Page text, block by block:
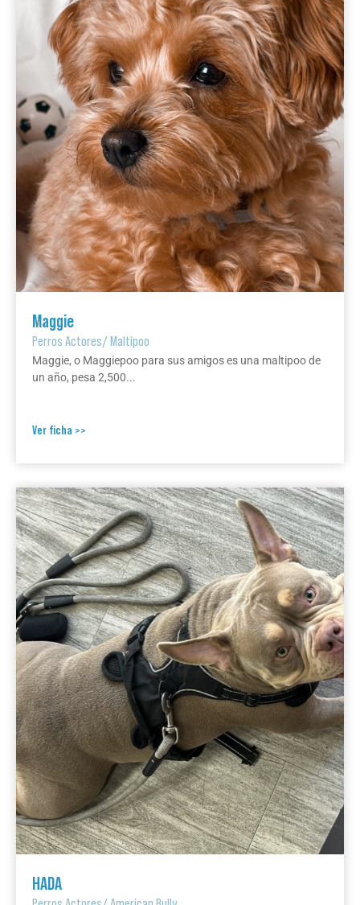
Maggie
Perros Actores/Maltipoo
Maggie, o Maggiepoo para sus amigos es una maltipoo de
un año, pesa 2,500...
Ver ficha >>
HADA